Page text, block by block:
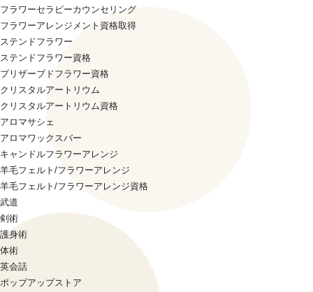
フラワーセラピーカウンセリング
フラワーアレンジメント資格取得
ステンドフラワー
ステンドフラワー資格
プリザーブドフラワー資格
クリスタルアートリウム
クリスタルアートリウム資格
アロマサシェ
アロマワックスバー
キャンドルフラワーアレンジ
羊毛フェルト/フラワーアレンジ
羊毛フェルト/フラワーアレンジ資格
武道
剣術
護身術
体術
英会話
ポップアップストア